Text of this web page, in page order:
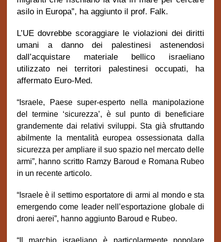
asilo in Europa”, ha aggiunto il prof. Falk.
L’UE dovrebbe scoraggiare le violazioni dei diritti
umani a danno dei palestinesi astenendosi
dall’acquistare materiale bellico israeliano
utilizzato nei territori palestinesi occupati, ha
affermato Euro-Med.
“Israele, Paese super-esperto nella manipolazione
del termine ‘sicurezza’, è sul punto di beneficiare
grandemente dai relativi sviluppi. Sta già sfruttando
abilmente la mentalità europea ossessionata dalla
sicurezza per ampliare il suo spazio nel mercato delle
armi”, hanno scritto Ramzy Baroud e Romana Rubeo
in un recente articolo.
“Israele è il settimo esportatore di armi al mondo e sta
emergendo come leader nell’esportazione globale di
droni aerei”, hanno aggiunto Baroud e Rubeo.
“Il marchio israeliano è particolarmente popolare